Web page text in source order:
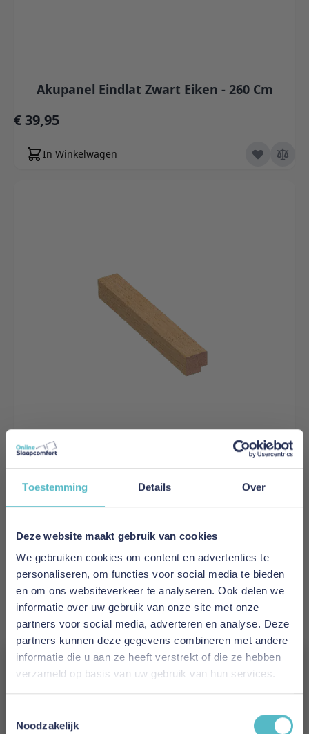
Toestemming Details Over
Deze website maakt gebruik van cookies
We gebruiken cookies om content en advertenties te
personaliseren, om functies voor social media te bieden
en om ons websiteverkeer te analyseren. Ook delen we
informatie over uw gebruik van onze site met onze
partners voor social media, adverteren en analyse. Deze
partners kunnen deze gegevens combineren met andere
informatie die u aan ze heeft verstrekt of die ze hebben
verzameld op basis van uw gebruik van hun services.
Noodzakelijk
Akupanel Eindlat Zwart Eiken - 260 Cm
€ 39,95
In Winkelwagen
Akupanel Eindlat Naturel Eiken - 260 Cm
In Winkelwagen